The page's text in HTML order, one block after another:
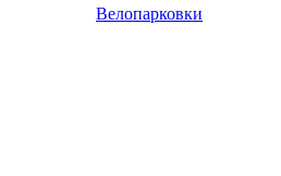
Велопарковки